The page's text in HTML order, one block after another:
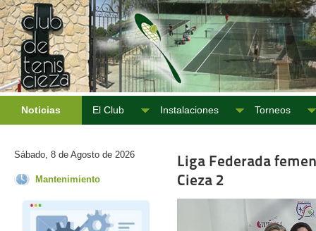
Noticias El Club Instalaciones Torneos
Sábado, 8 de Agosto de 2026
Mantenimiento
Liga Federada
Cieza 2